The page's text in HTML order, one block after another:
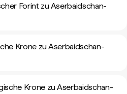
Forint zu Aserbaidschan-
Krone zu Aserbaidschan-
Krone zu Aserbaidschan-